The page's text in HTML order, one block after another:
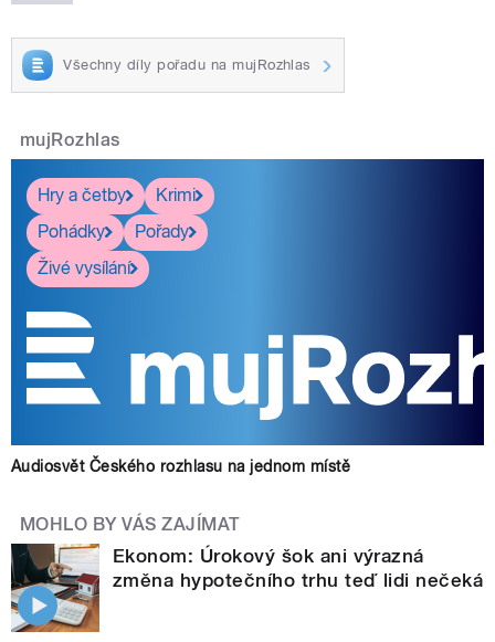
Všechny díly pořadu na mujRozhlas
mujRozhlas
Hry a četby
Krimi
Pohádky
Pořady
Živé vysílání
Audiosvět Českého rozhlasu na jednom místě
MOHLO BY VÁS ZAJÍMAT
Ekonom: Úrokový šok ani výrazná
změna hypotečního trhu teď lidi nečeká